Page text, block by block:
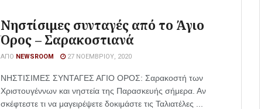
Νηστίσιμες συνταγές από το Άγιο
Όρος – Σαρακοστιανά
ΑΠΌ NEWSROOM 27 ΝΟΕΜΒΡΊΟΥ, 2020
ΝΗΣΤΙΣΙΜΕΣ ΣΥΝΤΑΓΕΣ ΑΓΙΟ ΟΡΟΣ: Σαρακοστή των
Χριστουγέννων και νηστεία της Παρασκευής σήμερα. Αν
σκέφτεστε τι να μαγειρέψετε δοκιμάστε τις Ταλιατέλες ...